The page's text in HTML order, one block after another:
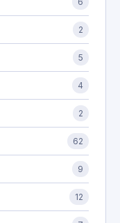
2
5
4
2
62
9
12